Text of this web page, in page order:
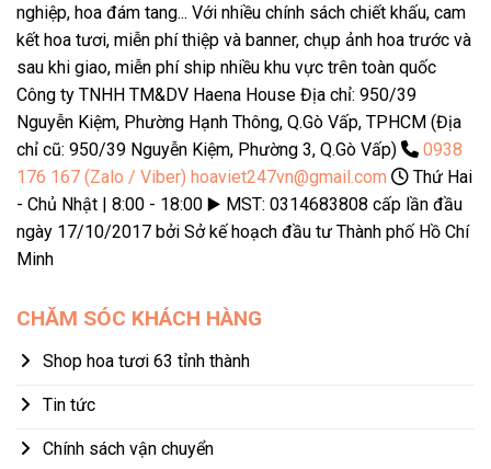
nghiệp, hoa đám tang... Với nhiều chính sách chiết khấu, cam
kết hoa tươi, miễn phí thiệp và banner, chụp ảnh hoa trước và
sau khi giao, miễn phí ship nhiều khu vực trên toàn quốc
Công ty TNHH TM&DV Haena House Địa chỉ: 950/39
Nguyễn Kiệm, Phường Hạnh Thông, Q.Gò Vấp, TPHCM (Địa
chỉ cũ: 950/39 Nguyễn Kiệm, Phường 3, Q.Gò Vấp)
0938
176 167 (Zalo / Viber) hoaviet247vn@gmail.com
Thứ Hai
- Chủ Nhật | 8:00 - 18:00 ▶️ MST: 0314683808 cấp lần đầu
ngày 17/10/2017 bởi Sở kế hoạch đầu tư Thành phố Hồ Chí
Minh
CHĂM SÓC KHÁCH HÀNG
Shop hoa tươi 63 tỉnh thành
Tin tức
Chính sách vận chuyển